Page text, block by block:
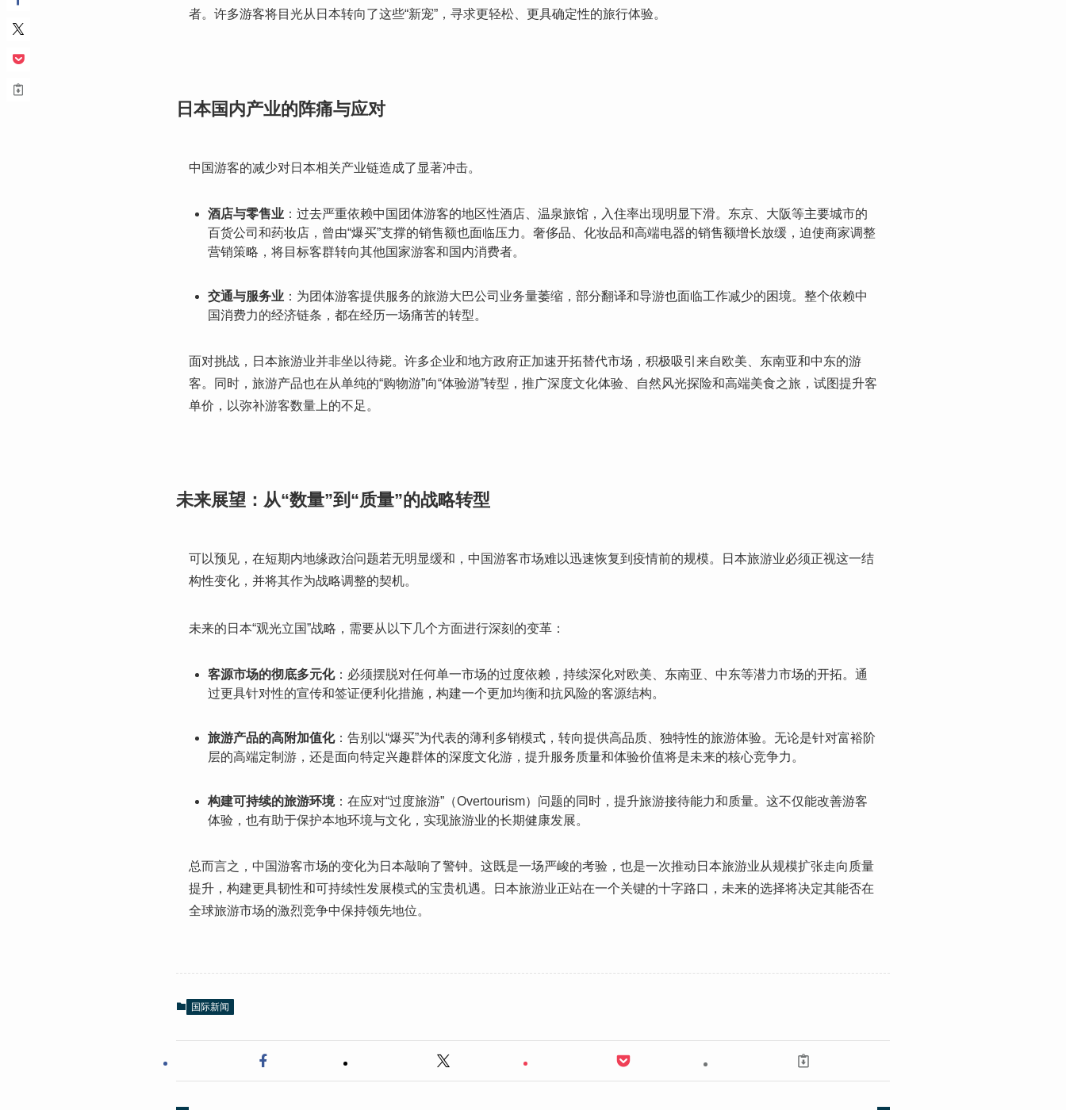
者。许多游客将目光从日本转向了这些“新宠”，寻求更轻松、更具确定性的旅行体验。
日本国内产业的阵痛与应对
中国游客的减少对日本相关产业链造成了显著冲击。
酒店与零售业 ：过去严重依赖中国团体游客的地区性酒店、温泉旅馆，入住率出现明显下滑。东京、大阪等主要城市的
百货公司和药妆店，曾由“爆买”支撑的销售额也面临压力。奢侈品、化妆品和高端电器的销售额增长放缓，迫使商家调整
营销策略，将目标客群转向其他国家游客和国内消费者。
交通与服务业 ：为团体游客提供服务的旅游大巴公司业务量萎缩，部分翻译和导游也面临工作减少的困境。整个依赖中
国消费力的经济链条，都在经历一场痛苦的转型。
面对挑战，日本旅游业并非坐以待毙。许多企业和地方政府正加速开拓替代市场，积极吸引来自欧美、东南亚和中东的游
客。同时，旅游产品也在从单纯的“购物游”向“体验游”转型，推广深度文化体验、自然风光探险和高端美食之旅，试图提升客
单价，以弥补游客数量上的不足。
未来展望：从“数量”到“质量”的战略转型
可以预见，在短期内地缘政治问题若无明显缓和，中国游客市场难以迅速恢复到疫情前的规模。日本旅游业必须正视这一结
构性变化，并将其作为战略调整的契机。
未来的日本“观光立国”战略，需要从以下几个方面进行深刻的变革：
客源市场的彻底多元化：必须摆脱对任何单一市场的过度依赖，持续深化对欧美、东南亚、中东等潜力市场的开拓。通
过更具针对性的宣传和签证便利化措施，构建一个更加均衡和抗风险的客源结构。
旅游产品的高附加值化：告别以“爆买”为代表的薄利多销模式，转向提供高品质、独特性的旅游体验。无论是针对富裕阶
层的高端定制游，还是面向特定兴趣群体的深度文化游，提升服务质量和体验价值将是未来的核心竞争力。
构建可持续的旅游环境：在应对“过度旅游”（Overtourism）问题的同时，提升旅游接待能力和质量。这不仅能改善游客
体验，也有助于保护本地环境与文化，实现旅游业的长期健康发展。
总而言之，中国游客市场的变化为日本敲响了警钟。这既是一场严峻的考验，也是一次推动日本旅游业从规模扩张走向质量
提升，构建更具韧性和可持续性发展模式的宝贵机遇。日本旅游业正站在一个关键的十字路口，未来的选择将决定其能否在
全球旅游市场的激烈竞争中保持领先地位。
国际新闻